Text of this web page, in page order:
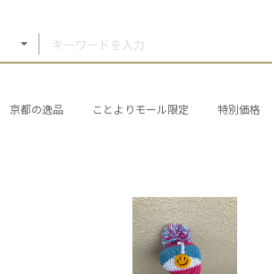
京都の逸品 ことよりモール限定 特別価格